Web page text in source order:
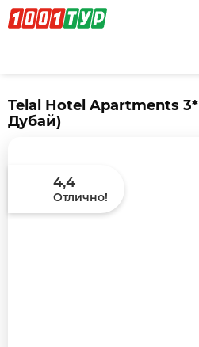
Telal Hotel Apartments 3*
Дубай)
4,4
Отлично!